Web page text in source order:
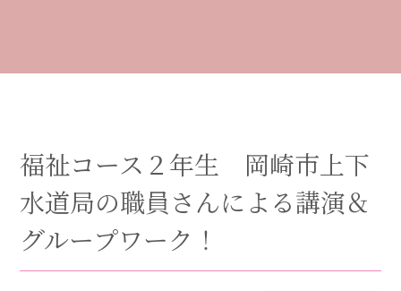
福祉コース２年生 岡崎市上下
水道局の職員さんによる講演＆
グループワーク！